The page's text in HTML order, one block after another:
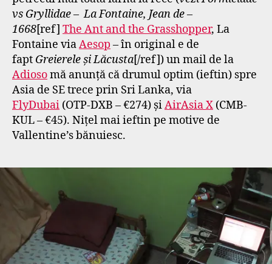
vs Gryllidae – La Fontaine, Jean de –
1668[ref] The Ant and the Grasshopper, La
Fontaine viaAesop – în original e de
fapt Greierele și Lăcusta[/ref]) un mail de la
Adiosomă anunță că drumul optim (ieftin) spre
Asia de SE trece prin Sri Lanka, via
FlyDubai (OTP-DXB – €274) șiAirAsia X (CMB-
KUL – €45). Nițel mai ieftin pe motive de
Vallentine’s bănuiesc.